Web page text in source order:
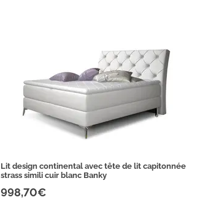
Lit design continental avec tête de lit capitonnée
strass simili cuir blanc Banky
998,70€